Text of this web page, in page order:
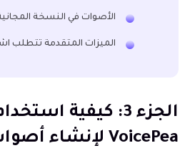
الأصوات في النسخة
الميزات المتقدمة تتطلب
VoicePea لإنشاء أصوات BFDI AI